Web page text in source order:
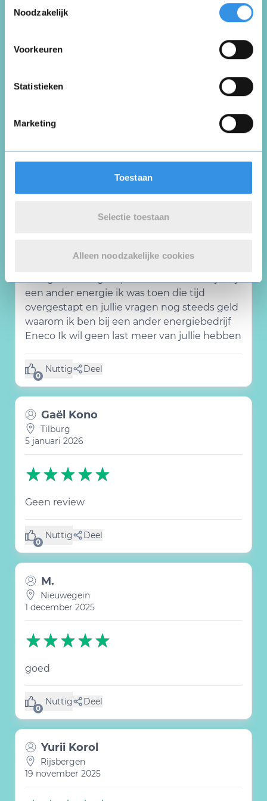
Noodzakelijk
Voorkeuren
Statistieken
Marketing
Toestaan
Selectie toestaan
Alleen noodzakelijke cookies
J.
Ik heb een goedkoop verzekering Gevonden
0 (0 like)
Jan Kromhout
een ander energie ik was toen die tijd
overgestapt en jullie vragen nog steeds geld
waarom ik ben bij een ander energiebedrijf
Eneco Ik wil geen last meer van jullie hebben
0
Nuttig
(0 like) Deel
Gaël Kono
Tilburg
5 januari 2026
Geen review
0
Nuttig
(0 like) Deel
M.
Nieuwegein
1 december 2025
goed
0
Nuttig
(0 like) Deel
Yurii Korol
Rijsbergen
19 november 2025